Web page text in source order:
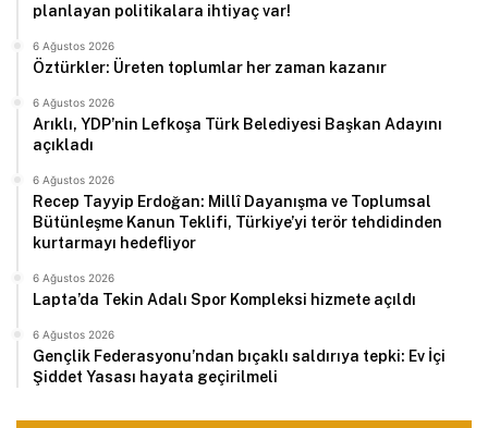
planlayan politikalara ihtiyaç var!
6 Ağustos 2026
Öztürkler: Üreten toplumlar her zaman kazanır
6 Ağustos 2026
Arıklı, YDP’nin Lefkoşa Türk Belediyesi Başkan Adayını
açıkladı
6 Ağustos 2026
Recep Tayyip Erdoğan: Millî Dayanışma ve Toplumsal
Bütünleşme Kanun Teklifi, Türkiye’yi terör tehdidinden
kurtarmayı hedefliyor
6 Ağustos 2026
Lapta’da Tekin Adalı Spor Kompleksi hizmete açıldı
6 Ağustos 2026
Gençlik Federasyonu’ndan bıçaklı saldırıya tepki: Ev İçi
Şiddet Yasası hayata geçirilmeli